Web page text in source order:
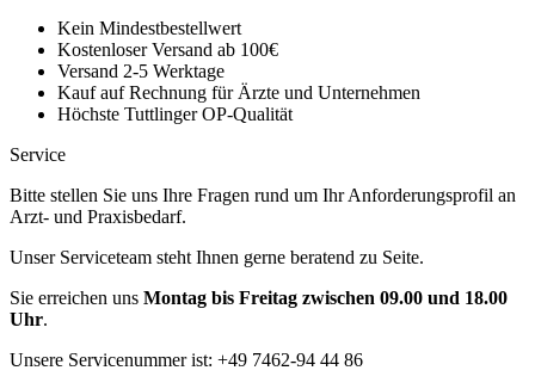
Kein Mindestbestellwert
Kostenloser Versand ab 100€
Versand 2-5 Werktage
Kauf auf Rechnung für Ärzte und Unternehmen
Höchste Tuttlinger OP-Qualität
Service
Bitte stellen Sie uns Ihre Fragen rund um Ihr Anforderungsprofil an
Arzt- und Praxisbedarf.
Unser Serviceteam steht Ihnen gerne beratend zu Seite.
Sie erreichen uns Montag bis Freitag zwischen 09.00 und 18.00
Uhr.
Unsere Servicenummer ist: +49 7462-94 44 86